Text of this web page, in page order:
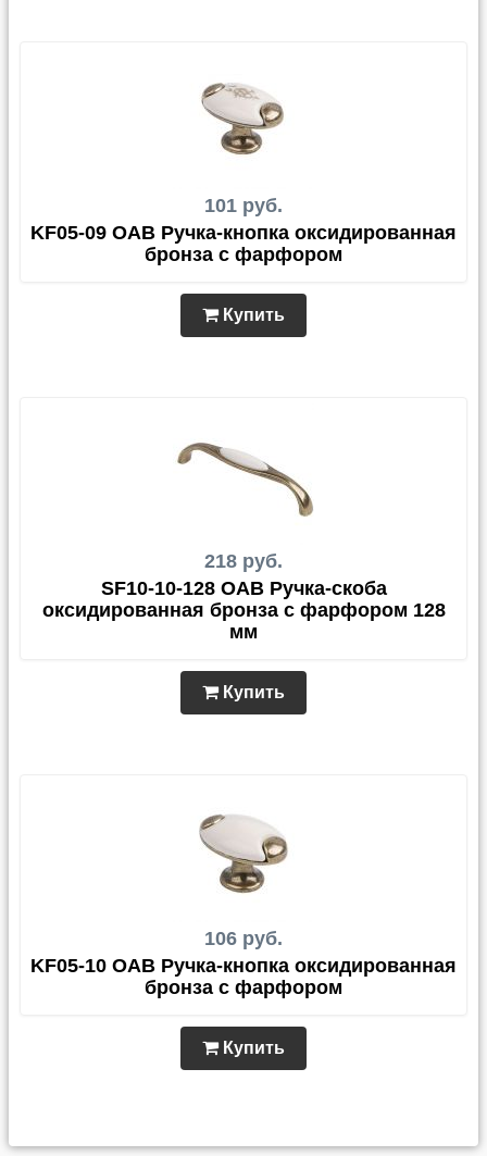
101 руб.
KF05-09 OAB Ручка-кнопка оксидированная
бронза с фарфором
Купить
218 руб.
SF10-10-128 OAB Ручка-скоба
оксидированная бронза с фарфором 128
мм
Купить
106 руб.
KF05-10 OAB Ручка-кнопка оксидированная
бронза с фарфором
Купить